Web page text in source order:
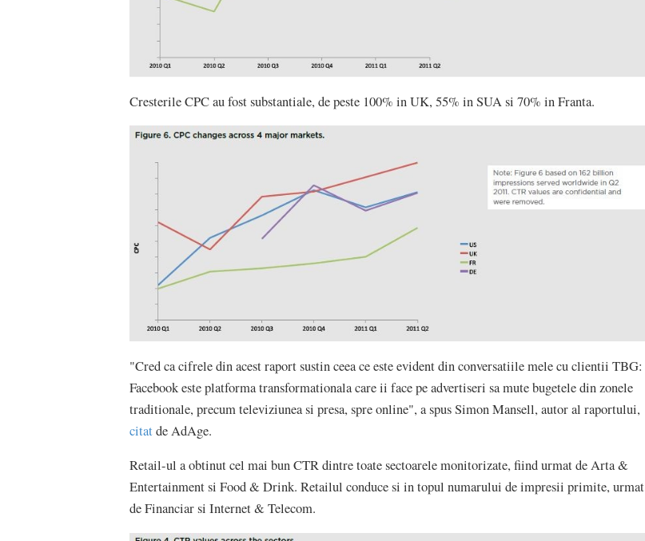
Cresterile CPC au fost substantiale, de peste 100% in UK, 55% in SUA si 70% in Franta.
"Cred ca cifrele din acest raport sustin ceea ce este evident din conversatiile mele cu clientii TBG:
Facebook este platforma transformationala care ii face pe advertiseri sa mute bugetele din zonele
traditionale, precum televiziunea si presa, spre online", a spus Simon Mansell, autor al raportului,
citatde AdAge.
Retail-ul a obtinut cel mai bun CTR dintre toate sectoarele monitorizate, fiind urmat de Arta &
Entertainment si Food & Drink. Retailul conduce si in topul numarului de impresii primite, urmat
de Financiar si Internet & Telecom.